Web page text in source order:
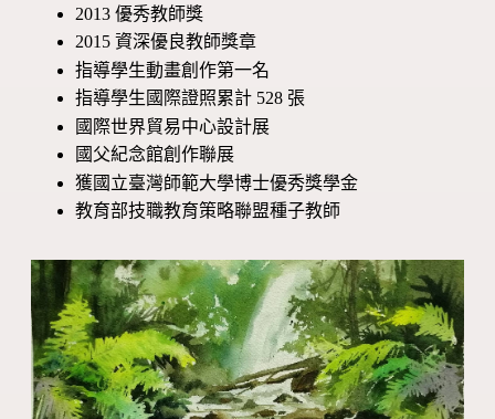
2013 優秀教師獎
2015 資深優良教師獎章
指導學生動畫創作第一名
指導學生國際證照累計 528 張
國際世界貿易中心設計展
國父紀念館創作聯展
獲國立臺灣師範大學博士優秀獎學金
教育部技職教育策略聯盟種子教師